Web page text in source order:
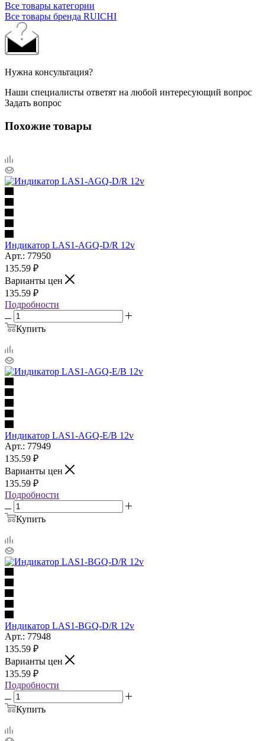
Все товары категории
Все товары бренда RUICHI
Нужна консультация?
Наши специалисты ответят на любой интересующий вопрос
Задать вопрос
Похожие товары
Индикатор LAS1-AGQ-D/R 12v
Арт.: 77950
135.59 ₽
Варианты цен
135.59 ₽
Подробности
Купить
Индикатор LAS1-AGQ-E/B 12v
Арт.: 77949
135.59 ₽
Варианты цен
135.59 ₽
Подробности
Купить
Индикатор LAS1-BGQ-D/R 12v
Арт.: 77948
135.59 ₽
Варианты цен
135.59 ₽
Подробности
Купить